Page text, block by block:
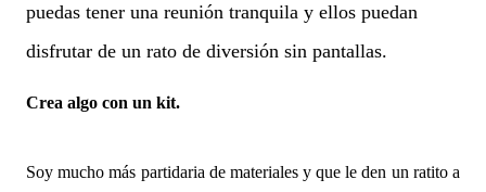
puedas tener una reunión tranquila y ellos puedan
disfrutar de un rato de diversión sin pantallas.
Crea algo con un kit.
Soy mucho más partidaria de materiales y que le den un ratito a